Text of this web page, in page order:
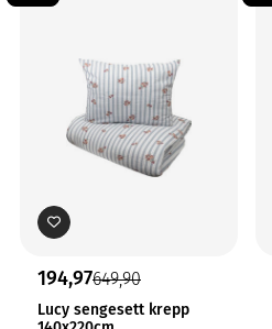
194,97649,90
Lucy sengesett krepp